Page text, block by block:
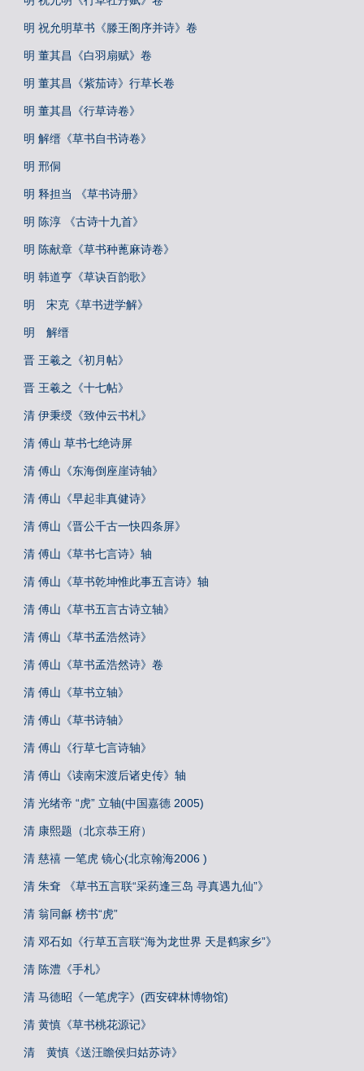
明 祝允明草书《滕王阁序并诗》卷
明 董其昌《白羽扇赋》卷
明 董其昌《紫茄诗》行草长卷
明 董其昌《行草诗卷》
明 解缙《草书自书诗卷》
明 邢侗
明 释担当 《草书诗册》
明 陈淳 《古诗十九首》
明 陈献章《草书种蓖麻诗卷》
明 韩道亨《草诀百韵歌》
明 宋克《草书进学解》
明 解缙
晋 王羲之《初月帖》
晋 王羲之《十七帖》
清 伊秉绶《致仲云书札》
清 傅山 草书七绝诗屏
清 傅山《东海倒座崖诗轴》
清 傅山《早起非真健诗》
清 傅山《晋公千古一快四条屏》
清 傅山《草书七言诗》轴
清 傅山《草书乾坤惟此事五言诗》轴
清 傅山《草书五言古诗立轴》
清 傅山《草书孟浩然诗》
清 傅山《草书孟浩然诗》卷
清 傅山《草书立轴》
清 傅山《草书诗轴》
清 傅山《行草七言诗轴》
清 傅山《读南宋渡后诸史传》轴
清 光绪帝 “虎” 立轴(中国嘉德 2005)
清 康熙题（北京恭王府）
清 慈禧 一笔虎 镜心(北京翰海2006 )
清 朱耷 《草书五言联“采药逢三岛 寻真遇九仙”》
清 翁同龢 榜书“虎”
清 邓石如《行草五言联“海为龙世界 天是鹤家乡”》
清 陈澧《手札》
清 马德昭《一笔虎字》(西安碑林博物馆)
清 黄慎《草书桃花源记》
清 黄慎《送汪瞻侯归姑苏诗》